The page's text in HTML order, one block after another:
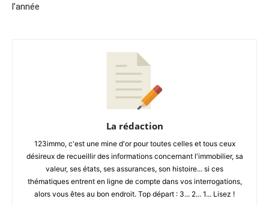
l’année
La rédaction
123immo, c'est une mine d'or pour toutes celles et tous ceux
désireux de recueillir des informations concernant l'immobilier, sa
valeur, ses états, ses assurances, son histoire... si ces
thématiques entrent en ligne de compte dans vos interrogations,
alors vous êtes au bon endroit. Top départ : 3... 2... 1... Lisez !